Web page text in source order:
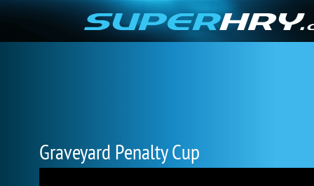
Graveyard Penalty Cup